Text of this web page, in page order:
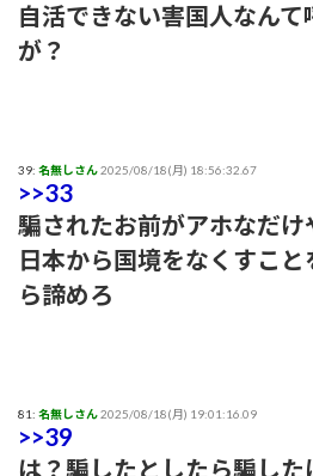
自活できない害国人なん
が？
39: 名無しさん2025/08/18(月) 18:56:32.67
>>33
騙されたお前がアホなだけ
日本から国境をなくすこ
ら諦めろ
81: 名無しさん2025/08/18(月) 19:01:16.09
>>39
は？騙したとしたら騙した